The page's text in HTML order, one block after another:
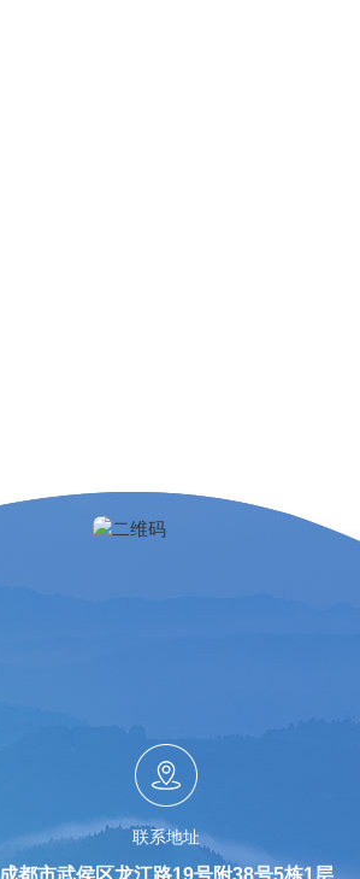
联系地址
成都市武侯区龙江路19号附38号5栋1层